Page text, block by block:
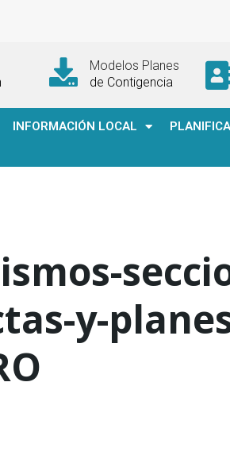
Modelos Planes
de Contigencia
INFORMACIÓN LOCAL
y-